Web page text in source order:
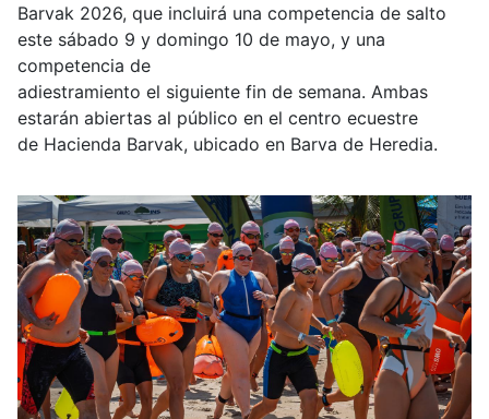
Barvak 2026, que incluirá una competencia de salto
este sábado 9 y domingo 10 de mayo, y una
competencia de
adiestramiento el siguiente fin de semana. Ambas
estarán abiertas al público en el centro ecuestre
de Hacienda Barvak, ubicado en Barva de Heredia.